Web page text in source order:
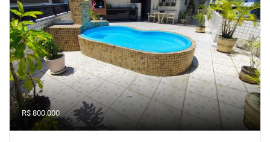
R$ 800.000